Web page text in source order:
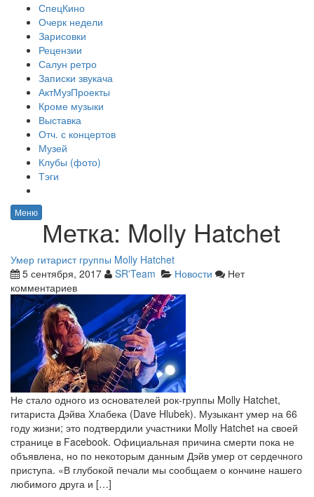
СпецКино
Очерк недели
Зарисовки
Рецензии
Салун ретро
Записки звукача
АктМузПроекты
Кроме музыки
Выставка
Отч. с концертов
Музей
Клубы (фото)
Тэги
Меню
Метка: Molly Hatchet
Умер гитарист группы Molly Hatchet
5 сентября, 2017
SR'Team Новости
Нет
комментариев
Не стало одного из основателей рок-группы Molly Hatchet,
гитариста Дэйва Хлабека (Dave Hlubek). Музыкант умер на 66
году жизни; это подтвердили участники Molly Hatchet на своей
странице в Facebook. Официальная причина смерти пока не
объявлена, но по некоторым данным Дэйв умер от сердечного
приступа. «В глубокой печали мы сообщаем о кончине нашего
любимого друга и […]